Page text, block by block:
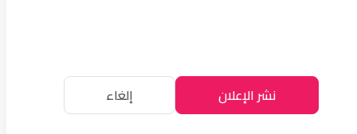
نشر الإعلان إلغاء